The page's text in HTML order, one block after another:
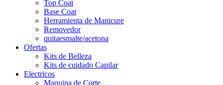
Top Coat
Base Coat
Herramienta de Manicure
Removedor
quitaesmalte/acetona
Ofertas
Kits de Belleza
Kits de cuidado Capilar
Electricos
Maquina de Corte